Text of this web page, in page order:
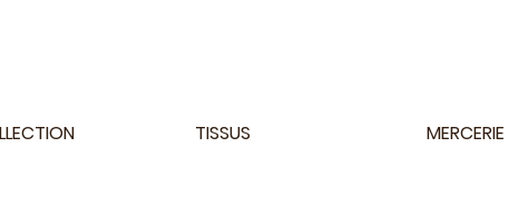
TISSUS MERCERIE